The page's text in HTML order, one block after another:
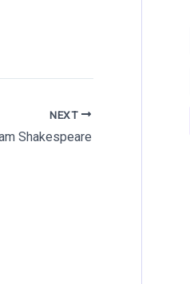
NEXT
Shakespeare